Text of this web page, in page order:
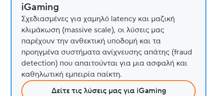
iGaming
Σχεδιασμένες για χαμηλό latency και μαζική
κλιμάκωση (massive scale), οι λύσεις μας
παρέχουν την ανθεκτική υποδομή και τα
προηγμένα συστήματα ανίχνευσης απάτης (fraud
detection) που απαιτούνται για μια ασφαλή και
καθηλωτική εμπειρία παίκτη.
Δείτε τις λύσεις μας για iGaming